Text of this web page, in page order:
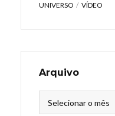
UNIVERSO
VÍDEO
Arquivo